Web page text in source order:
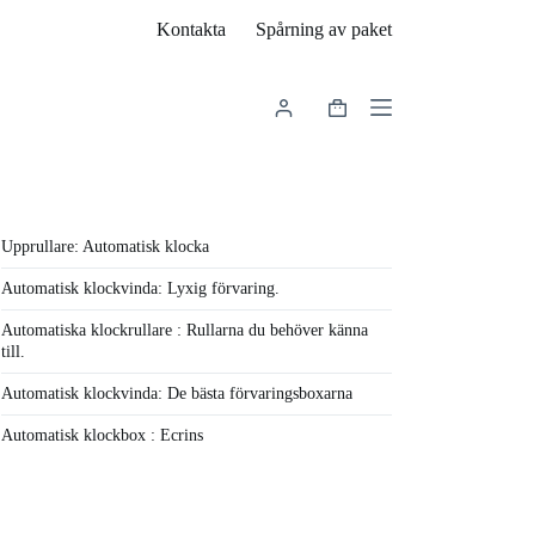
Kontakta Spårning av paket
Varukorg
Upprullare: Automatisk klocka
Automatisk klockvinda: Lyxig förvaring.
Automatiska klockrullare : Rullarna du behöver känna
till.
Automatisk klockvinda: De bästa förvaringsboxarna
Automatisk klockbox : Ecrins